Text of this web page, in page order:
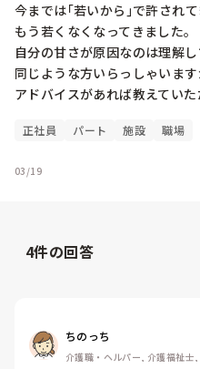
今までは｢若いから｣で許され
もう若くなくなってきました。
自分の甘さが原因なのは理解
同じような方いらっしゃいます
アドバイスがあれば教えていた
正社員 パート 施設 職場
03/19
4件の回答
ちのっち
介護職・ヘルパー, 介護福祉士